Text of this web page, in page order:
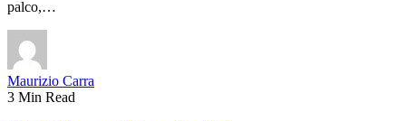
palco,…
Maurizio Carra
3 Min Read